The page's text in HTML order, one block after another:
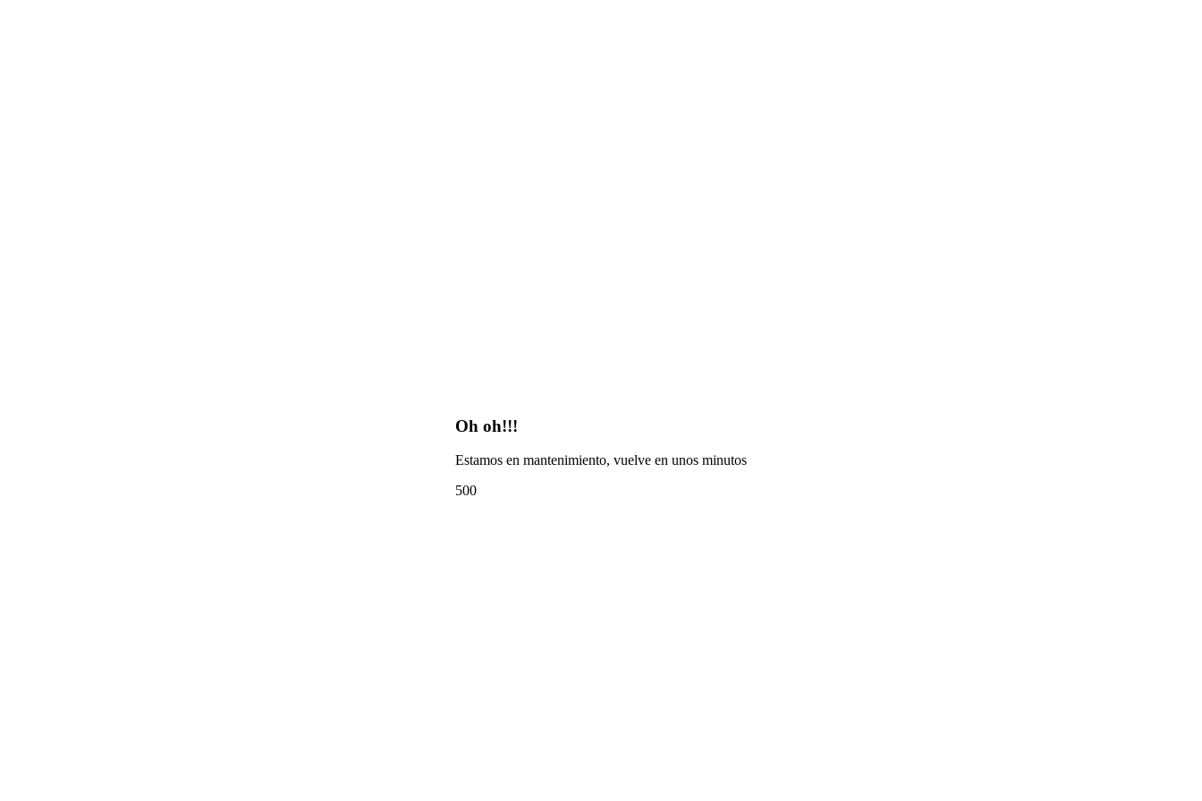
Oh oh!!!
Estamos en mantenimiento, vuelve en unos minutos
500